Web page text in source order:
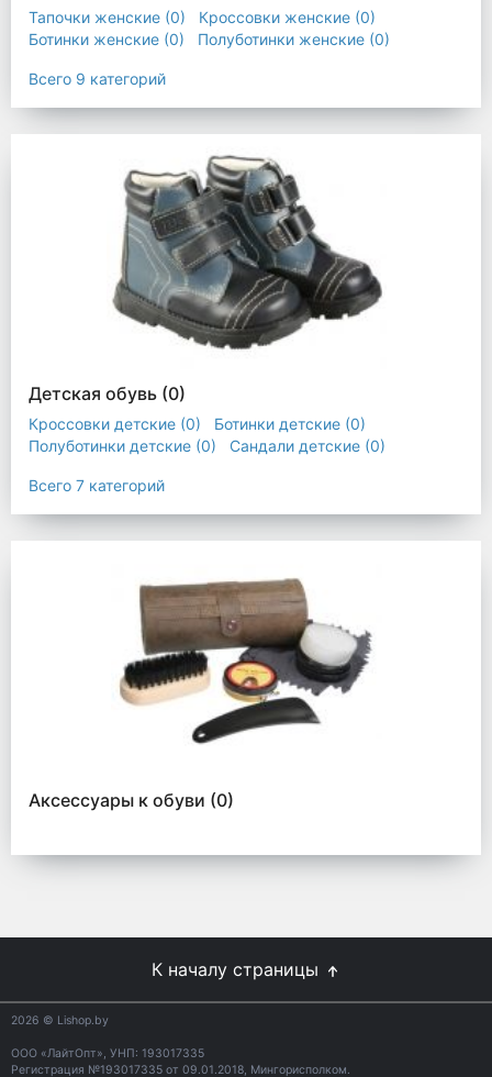
Тапочки женские (0) Кроссовки женские (0)
Ботинки женские (0) Полуботинки женские (0)
Пляжная женская обувь
Другая женская обувь(0)
Всего 9 категорий
Детская обувь (0)
Кроссовки детские (0) Ботинки детские (0)
Полуботинки детские (0) Сандали детские (0)
Другая детская обувь
Всего 7 категорий
Аксессуары к обуви (0)
К началу страницы
2026 © Lishop.by
ООО «ЛайтОпт», УНП: 193017335
Регистрация №193017335 от 09.01.2018, Мингорисполком.